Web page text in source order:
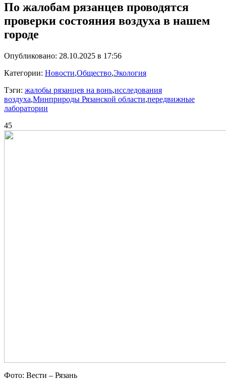
По жалобам рязанцев проводятся
проверки состояния воздуха в нашем
городе
Опубликовано: 28.10.2025 в 17:56
Категории: Новости,Общество,Экология
Тэги: жалобы рязанцев на вонь,исследования
воздуха,Минприроды Рязанской области,передвижные
лаборатории
45
Фото: Вести – Рязань